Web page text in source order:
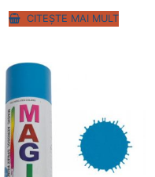
CITEȘTE MAI MULT